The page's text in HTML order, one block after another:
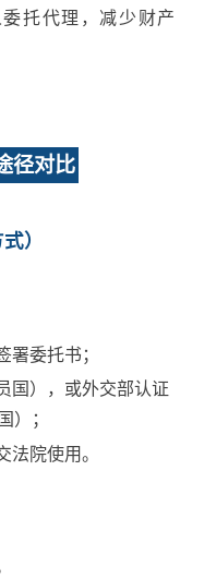
托代理，减少财产
径对比
）
委托书；
国），或外交部认证
）；
院使用。